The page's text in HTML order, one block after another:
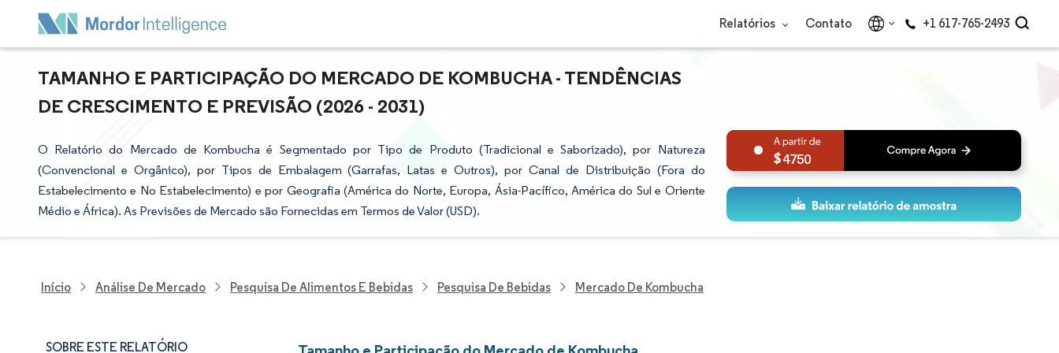
Relatórios Contato +1 617-765-2493
TAMANHO E PARTICIPAÇÃO DO MERCADO DE KOMBUCHA - TENDÊNCIAS
DE CRESCIMENTO E PREVISÃO (2026 - 2031)
O Relatório do Mercado de Kombucha é Segmentado por Tipo de Produto (Tradicional e Saborizado), por Natureza
(Convencional e Orgânico), por Tipos de Embalagem (Garrafas, Latas e Outros), por Canal de Distribuição (Fora do
Estabelecimento e No Estabelecimento) e por Geografia (América do Norte, Europa, Ásia-Pacífico, América do Sul e Oriente
Médio e África). As Previsões de Mercado são Fornecidas em Termos de Valor (USD).
4750
Início Análise De Mercado Pesquisa De Alimentos E Bebidas Pesquisa De Bebidas Mercado De Kombucha
SOBRE ESTE RELATÓRIO